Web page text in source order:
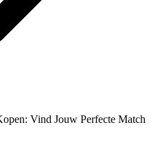
Vind Jouw Perfecte Match